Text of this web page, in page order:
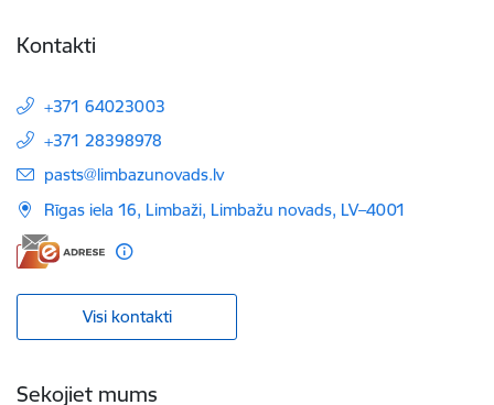
Kontakti
+371 64023003
+371 28398978
E-pasts:
pasts@limbazunovads.lv
Rīgas iela 16, Limbaži, Limbažu novads, LV–4001
Visi kontakti
Sekojiet mums